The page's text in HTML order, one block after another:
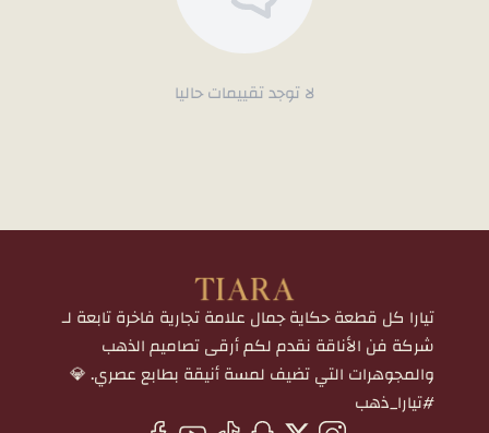
لا توجد تقييمات حاليا
تيارا كل قطعة حكاية جمال علامة تجارية فاخرة تابعة لـ
شركة فن الأناقة نقدم لكم أرقى تصاميم الذهب
والمجوهرات التي تضيف لمسة أنيقة بطابع عصري. 💎
#تيارا_ذهب